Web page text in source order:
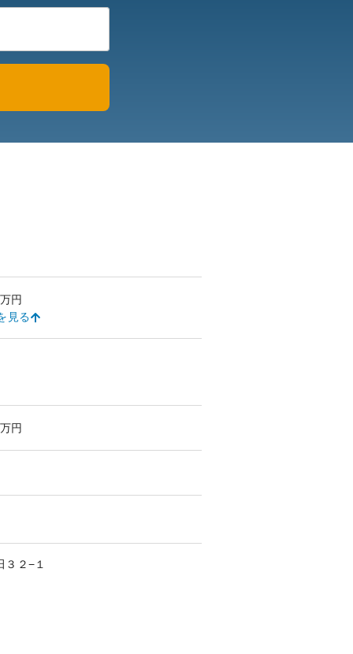
万円
見る
万円
３２−１